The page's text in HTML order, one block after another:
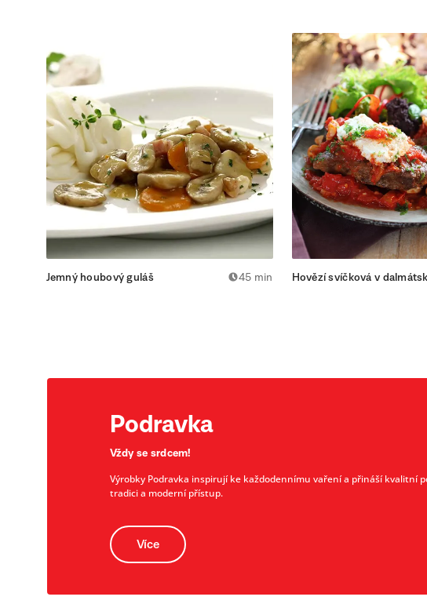
Jemný houbový guláš 45 min Hovězí svíčková v
Podravka
Vždy se srdcem!
Výrobky Podravka inspirují ke každodennímu vaření a přináší kvalitní
tradici a moderní přístup.
Více